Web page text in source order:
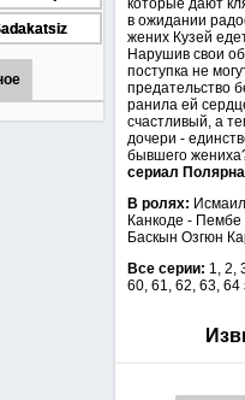
смотреть
языке
сериал
на
которые дают
в ожидании
жених Кузей
Нарушив свои
поступка не
предательство
ранила ей
счастливый, а
дочери -
бывшего
сериал
В ролях:
Канкоде -
Баскын Озгюн
Все серии: 1, 2,
60, 61, 62, 63, 64